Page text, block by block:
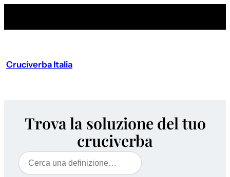
Cruciverba Italia
Trova la soluzione del tuo
cruciverba
Cerca